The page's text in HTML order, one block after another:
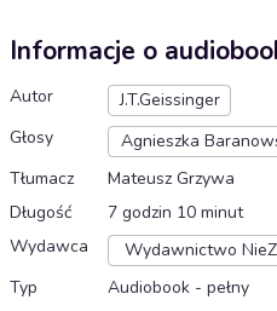
Informacje o
Autor
J.T.Geissinger
Głosy
Agnieszka
Tłumacz
Mateusz Grzywa
Długość
7 godzin 10 minut
Wydawca
Wydawnictwo
Typ
Audiobook - pełny